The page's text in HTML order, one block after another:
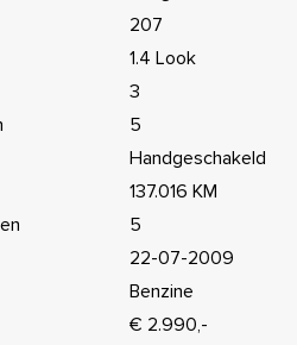
207
1.4 Look
3
5
Handgeschakeld
137.016 KM
5
22-07-2009
Benzine
€ 2.990,-